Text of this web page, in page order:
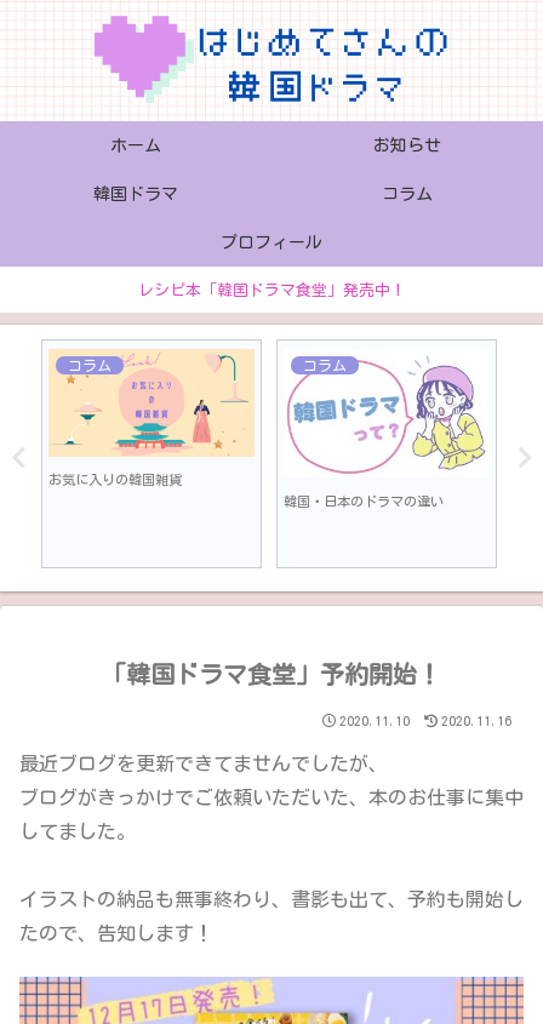
ホーム お知らせ
韓国ドラマ コラム
プロフィール
レシピ本「韓国ドラマ食堂」発売中！
コラム
お気に入りの韓国雑貨
コラム
韓国・日本のドラマの違い
「韓国ドラマ食堂」予約開始！
2020.11.10 2020.11.16
最近ブログを更新できてませんでしたが、
ブログがきっかけでご依頼いただいた、本のお仕事に集中
してました。
イラストの納品も無事終わり、書影も出て、予約も開始し
たので、告知します！